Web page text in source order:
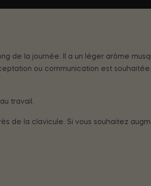
de la journée. Il a un léger arôme
ou communication est
travail.
de la clavicule. Si vous souhaitez